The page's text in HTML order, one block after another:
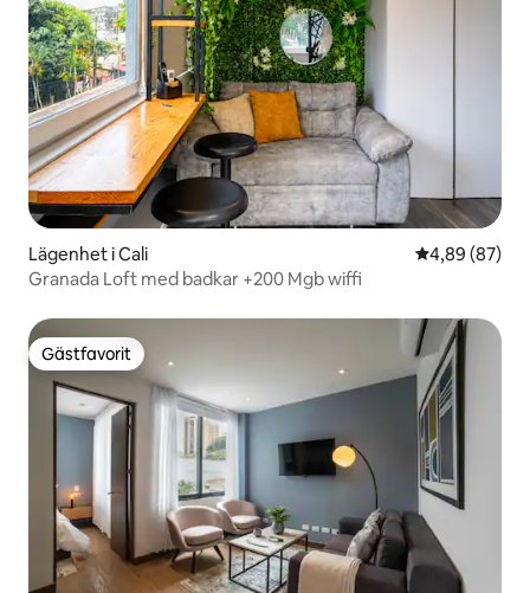
Lägenhet i Cali 4,89 av 5 i
4,89 (87)
Granada Loft med badkar +200 Mgb wiffi
Gästfavorit
Gästfavorit